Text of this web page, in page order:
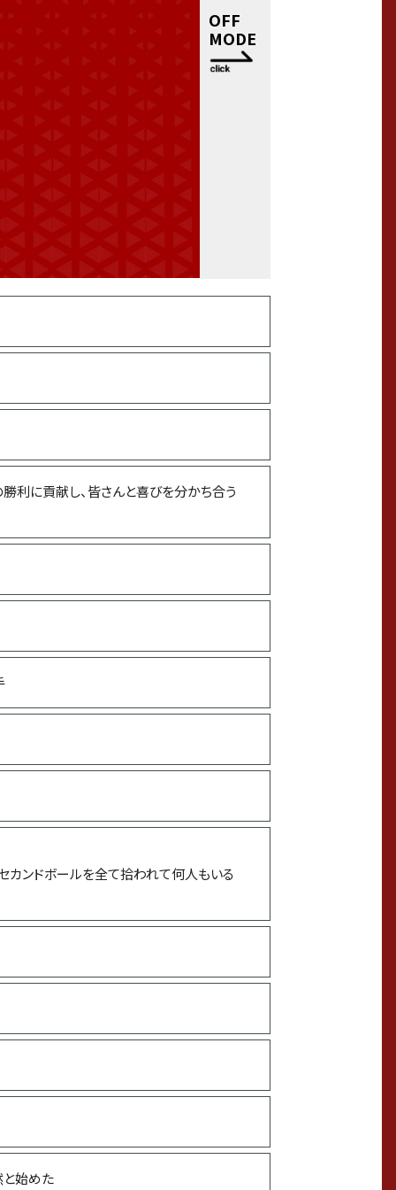
利に貢献し、皆さんと喜びを分かち合う
ンドボールを全て拾われて何人もいる
始めた
出身大学
オフの過ごし方
おすすめスポット／新加入：石川県の行っ
OFF
MODE